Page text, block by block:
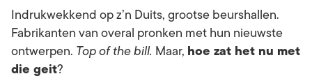
Indrukwekkend op z’n Duits, grootse beurshallen.
Fabrikanten van overal pronken met hun nieuwste
ontwerpen. Top of the bill. Maar, hoe zat het nu met
die geit?